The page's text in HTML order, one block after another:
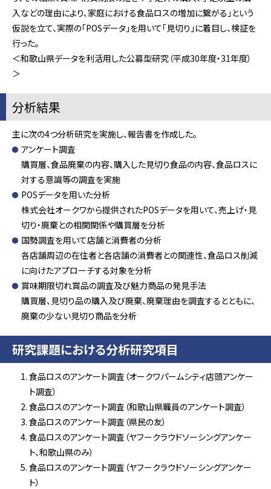
入などの理由により、家庭における食品ロスの増加に繋がる」という
仮説を立て、実際の「POSデータ」を用いて「見切り」に着目し、検証を
行った。
＜和歌山県データを利活用した公募型研究（平成30年度・31年度）
＞
分析結果
主に次の4つ分析研究を実施し、報告書を作成した。
アンケート調査
購買層、食品廃棄の内容、購入した見切り食品の内容、食品ロスに
対する意識等の調査を実施
POSデータを用いた分析
株式会社オークワから提供されたPOSデータを用いて、売上げ・見
切り・廃棄との相関関係や購買層を分析
国勢調査を用いて店舗と消費者の分析
各店舗周辺の在住者と各店舗の消費者との関連性、食品ロス削減
に向けたアプローチする対象を分析
賞味期限切れ賞品の調査及び魅力商品の発見手法
購買層、見切り品の購入及び廃棄、廃棄理由を調査するとともに、
廃棄の少ない見切り商品を分析
研究課題における分析研究項目
食品ロスのアンケート調査（オークワパームシティ店頭アンケー
ト調査）
食品ロスのアンケート調査（和歌山県職員のアンケート調査）
食品ロスのアンケート調査（県民の友）
食品ロスのアンケート調査（ヤフークラウドソーシングアンケー
ト、和歌山県のみ）
食品ロスのアンケート調査（ヤフークラウドソーシングアンケー
ト）